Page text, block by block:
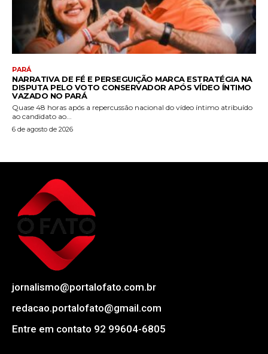
PARÁ
NARRATIVA DE FÉ E PERSEGUIÇÃO MARCA ESTRATÉGIA NA
DISPUTA PELO VOTO CONSERVADOR APÓS VÍDEO ÍNTIMO
VAZADO NO PARÁ
Quase 48 horas após a repercussão nacional do vídeo íntimo atribuído
ao candidato ao...
6 de agosto de 2026
jornalismo@portalofato.com.br
redacao.portalofato@gmail.com
Entre em contato 92 99604-6805